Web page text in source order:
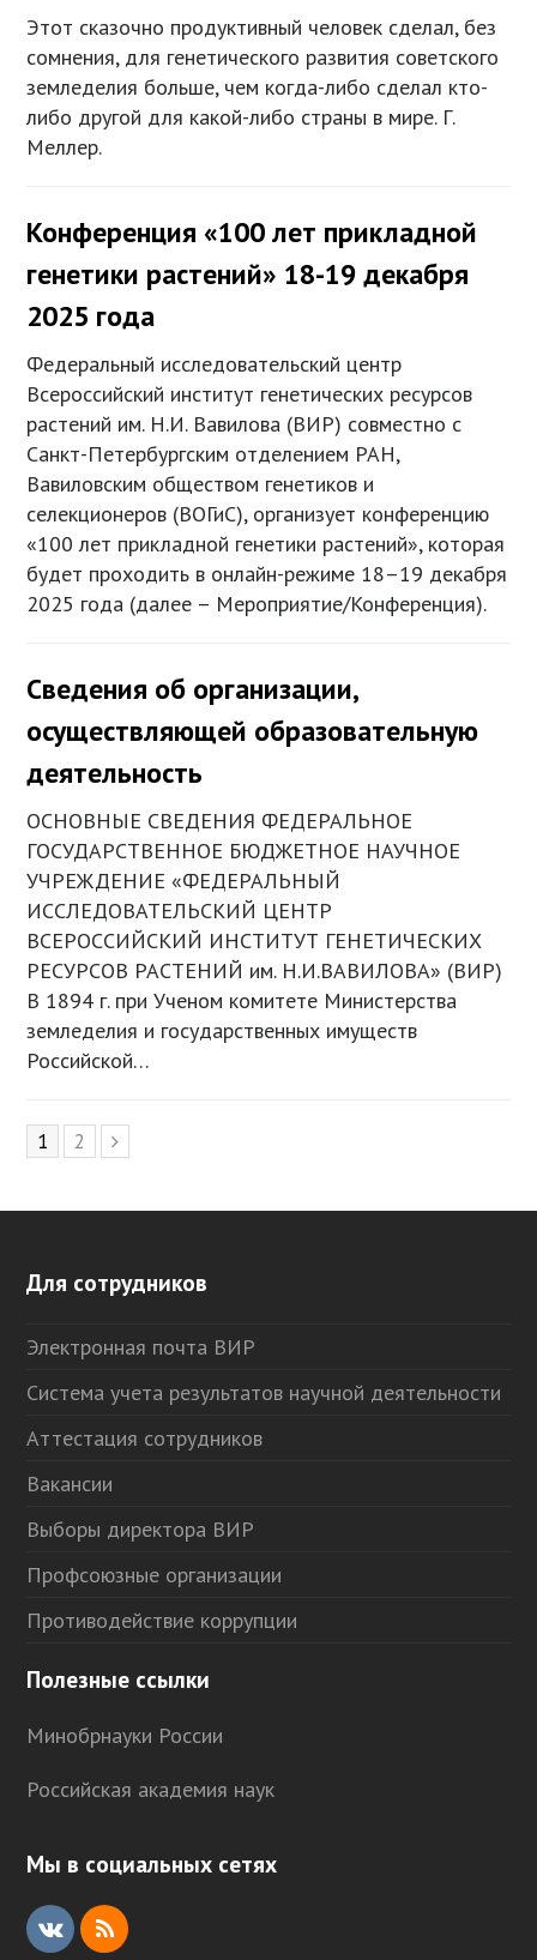
Этот сказочно продуктивный человек сделал, без
сомнения, для генетического развития советского
земледелия больше, чем когда-либо сделал кто-
либо другой для какой-либо страны в мире. Г.
Меллер.
Конференция «100 лет прикладной
генетики растений» 18-19 декабря
2025 года
Федеральный исследовательский центр
Всероссийский институт генетических ресурсов
растений им. Н.И. Вавилова (ВИР) совместно с
Санкт-Петербургским отделением РАН,
Вавиловским обществом генетиков и
селекционеров (ВОГиС), организует конференцию
«100 лет прикладной генетики растений», которая
будет проходить в онлайн-режиме 18–19 декабря
2025 года (далее – Мероприятие/Конференция).
Сведения об организации,
осуществляющей образовательную
деятельность
ОСНОВНЫЕ СВЕДЕНИЯ ФЕДЕРАЛЬНОЕ
ГОСУДАРСТВЕННОЕ БЮДЖЕТНОЕ НАУЧНОЕ
УЧРЕЖДЕНИЕ «ФЕДЕРАЛЬНЫЙ
ИССЛЕДОВАТЕЛЬСКИЙ ЦЕНТР
ВСЕРОССИЙСКИЙ ИНСТИТУТ ГЕНЕТИЧЕСКИХ
РЕСУРСОВ РАСТЕНИЙ им. Н.И.ВАВИЛОВА» (ВИР)
В 1894 г. при Ученом комитете Министерства
земледелия и государственных имуществ
Российской…
Page
1 Page
2
Для сотрудников
Электронная почта ВИР
Система учета результатов научной деятельности
Аттестация сотрудников
Вакансии
Выборы директора ВИР
Профсоюзные организации
Противодействие коррупции
Полезные ссылки
Минобрнауки России
Российская академия наук
Мы в социальных сетях
V R